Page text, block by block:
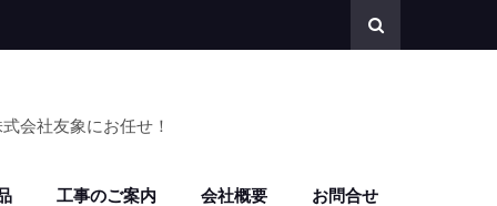
会社友象にお任せ！
工事のご案内 会社概要 お問合せ